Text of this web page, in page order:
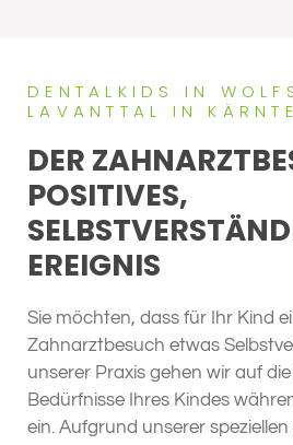
DENTALKIDS IN
LAVANTTAL IN
DER
POSITIVES,
EREIGNIS
Sie möchten, dass für Ihr Kind
Zahnarztbesuch etwas
unserer Praxis gehen wir auf
Bedürfnisse Ihres Kindes
ein. Aufgrund unserer